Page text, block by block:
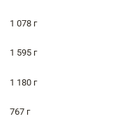
1 078 г
1 595 г
1 180 г
767 г